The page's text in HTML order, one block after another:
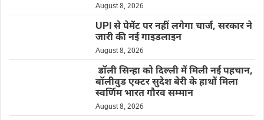
August 8, 2026
UPI से पेमेंट पर नहीं लगेगा चार्ज, सरकार ने
जारी की नई गाइडलाइन
August 8, 2026
डॉली सिन्हा को दिल्ली में मिली नई पहचान,
बॉलीवुड एक्टर सुदेश बेरी के हाथों मिला
स्वर्णिम भारत गौरव सम्मान
August 8, 2026